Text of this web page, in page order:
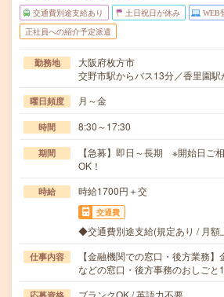
交通費別途支給あり 土日祝日が休み WEB
正社員への紹介予定派遣
勤務地
大阪府枚方市
交野市駅からバス13分／香里園
曜日頻度 月～金
時間 8:30～17:30
期間
【急募】即日～長期 ※開始日ご
OK！
時給 時給1700円＋交
交通費
◆交通費別途支給(規定あり / 月額
仕事内容
【金融機関での窓口・後方業務
などの窓口・後方事務のおしご
ブランクOK / 英語力不要